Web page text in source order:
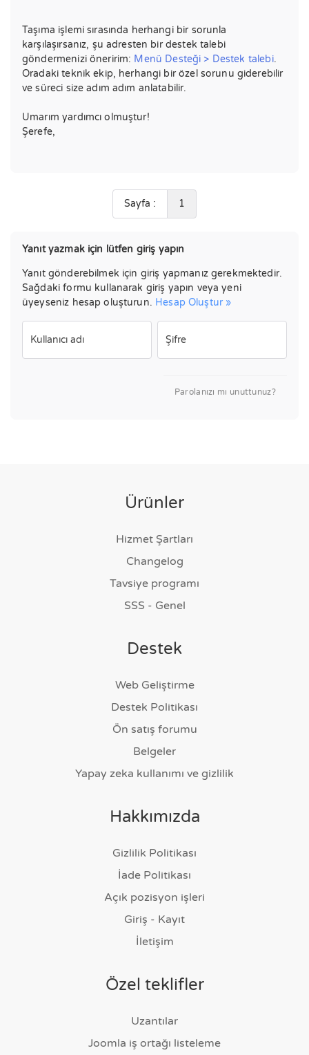
Taşıma işlemi sırasında herhangi bir sorunla
karşılaşırsanız, şu adresten bir destek talebi
göndermenizi öneririm: Menü Desteği > Destek talebi.
Oradaki teknik ekip, herhangi bir özel sorunu giderebilir
ve süreci size adım adım anlatabilir.
Umarım yardımcı olmuştur!
Şerefe,
Sayfa : 1
Yanıt yazmak için lütfen giriş yapın
Yanıt gönderebilmek için giriş yapmanız gerekmektedir.
Sağdaki formu kullanarak giriş yapın veya yeni
üyeyseniz hesap oluşturun. Hesap Oluştur »
Kullanıcı adı Şifre
Parolanızı mı unuttunuz?
Ürünler
Hizmet Şartları
Changelog
Tavsiye programı
SSS - Genel
Destek
Web Geliştirme
Destek Politikası
Ön satış forumu
Belgeler
Yapay zeka kullanımı ve gizlilik
Hakkımızda
Gizlilik Politikası
İade Politikası
Açık pozisyon işleri
Giriş - Kayıt
İletişim
Özel teklifler
Uzantılar
Joomla iş ortağı listeleme